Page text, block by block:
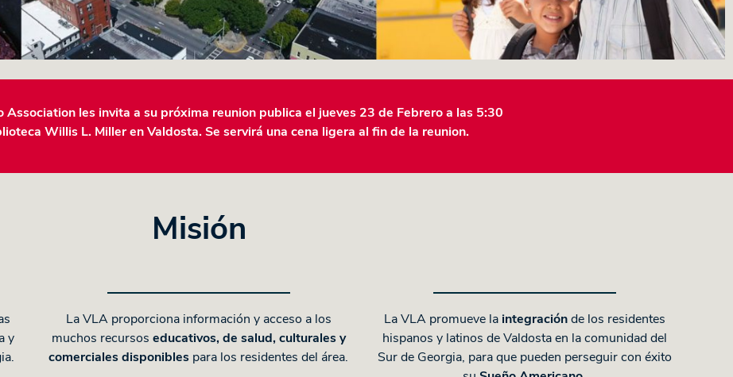
Association les invita a su próxima reunion publica el jueves 23 de Febrero a las 5:30
Willis L. Miller en Valdosta. Se servirá una cena ligera al fin de la reunion.
Misión
y
La VLA proporciona información y acceso a los
muchos recursos educativos, de salud, culturales y
comerciales disponibles para los residentes del área.
La VLA promueve la integraciónde los residentes
hispanos y latinos de Valdosta en la comunidad del
Sur de Georgia, para que pueden perseguir con éxito